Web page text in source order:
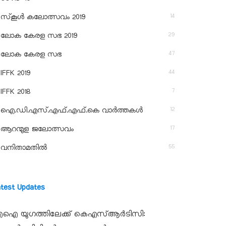
സ്‌കൂള്‍ കലോത്സവം 2019 14
ലോക കേരള സഭ 2019 29
ലോക കേരള സഭ 47
IFFK 2019 44
IFFK 2018 7
ഐ.ഡി.എസ്.എഫ്.എഫ്.കെ വാർത്തകൾ 12
ആറന്മുള ജലോത്സവം 17
വനിതാമതിൽ 55
Updates
യുഗത്തിലേക്ക് കെഎസ്ആർടിസി: